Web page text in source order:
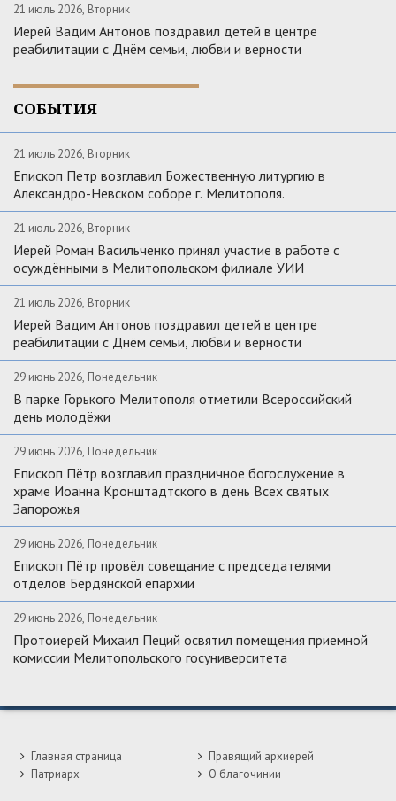
21 июль 2026, Вторник
Иерей Вадим Антонов поздравил детей в центре
реабилитации с Днём семьи, любви и верности
СОБЫТИЯ
21 июль 2026, Вторник
Епископ Петр возглавил Божественную литургию в
Александро-Невском соборе г. Мелитополя.
21 июль 2026, Вторник
Иерей Роман Васильченко принял участие в работе с
осуждёнными в Мелитопольском филиале УИИ
21 июль 2026, Вторник
Иерей Вадим Антонов поздравил детей в центре
реабилитации с Днём семьи, любви и верности
29 июнь 2026, Понедельник
В парке Горького Мелитополя отметили Всероссийский
день молодёжи
29 июнь 2026, Понедельник
Епископ Пётр возглавил праздничное богослужение в
храме Иоанна Кронштадтского в день Всех святых
Запорожья
29 июнь 2026, Понедельник
Епископ Пётр провёл совещание с председателями
отделов Бердянской епархии
29 июнь 2026, Понедельник
Протоиерей Михаил Пеций освятил помещения приемной
комиссии Мелитопольского госуниверситета
Главная страница
Патриарх
Правящий архиерей
О благочинии